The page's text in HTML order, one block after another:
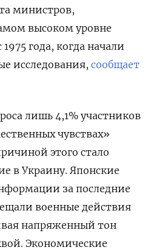
министров,
высоком уровне
года, когда начали
исследования, сообщает
лишь 4,1% участников
чувствах»
этого стало
в Украину. Японские
за последние
военные действия
напряженный тон
Экономические